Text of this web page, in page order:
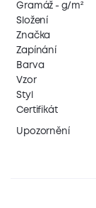
Gramáž - g/m²
Složení
Značka
Zapínání
Barva
Vzor
Styl
Certifikát
Upozornění